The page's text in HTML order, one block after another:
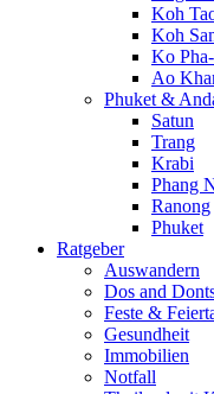
Koh
Koh
Ko
Ao
Phuket &
Satun
Trang
Krabi
Phang
Ranong
Phuket
Ratgeber
Auswandern
Dos and
Feste &
Gesundheit
Immobilien
Notfall